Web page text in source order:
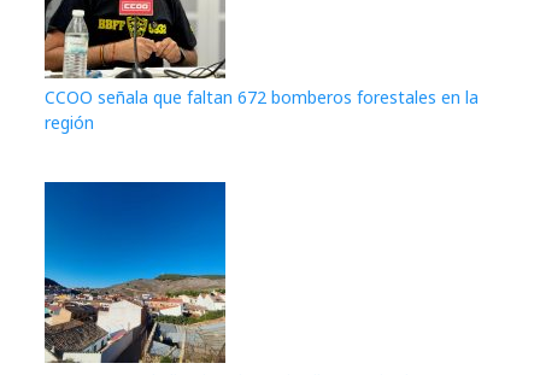
CCOO señala que faltan 672 bomberos forestales en la
región